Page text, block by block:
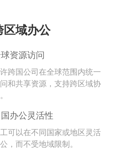
区域办公
资源访问
跨国公司在全球范围内统一
和共享资源，支持跨区域协
办公灵活性
可以在不同国家或地区灵活
，而不受地域限制。